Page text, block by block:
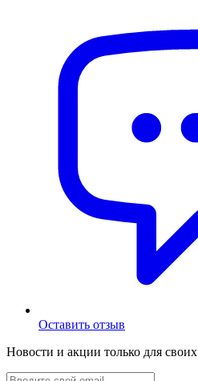
Оставить отзыв
Новости и акции только для своих